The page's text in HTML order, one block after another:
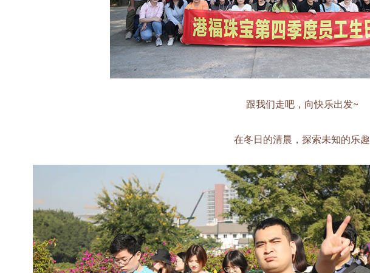
跟我们走吧，向快乐出发~
在冬日的清晨，探索未知的乐趣